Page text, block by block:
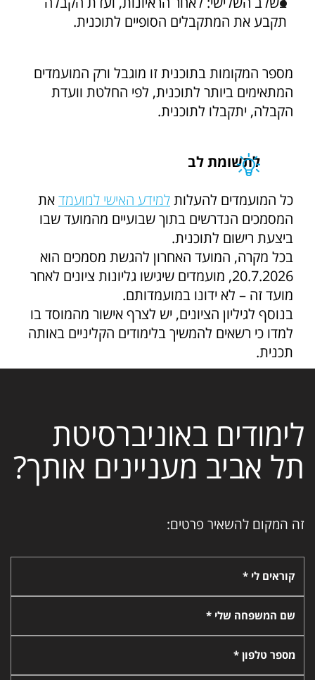
תקבע את המתקבלים הסופיים לתוכנית.
מספר המקומות בתוכנית זו מוגבל ורק המועמדים
המתאימים ביותר לתוכנית, לפי החלטת וועדת
הקבלה, יתקבלו לתוכנית.
לתשומת לב
כל המועמדים להעלותלמידע האישי למועמדאת
המסמכים הנדרשים בתוך שבועיים מהמועד שבו
ביצעת רישום לתוכנית.
בכל מקרה, המועד האחרון להגשת מסמכים הוא
20.7.2026, מועמדים שיגישו גליונות ציונים לאחר
מועד זה – לא ידונו במועמדותם.
בנוסף לגיליון הציונים, יש לצרף אישור מהמוסד בו
למדו כי רשאים להמשיך בלימודים הקליניים באותה
תכנית.
לימודים באוניברסיטת
תל אביב מעניינים אותך?
זה המקום להשאיר פרטים:
קוראים לי *
שם המשפחה שלי *
מספר טלפון *